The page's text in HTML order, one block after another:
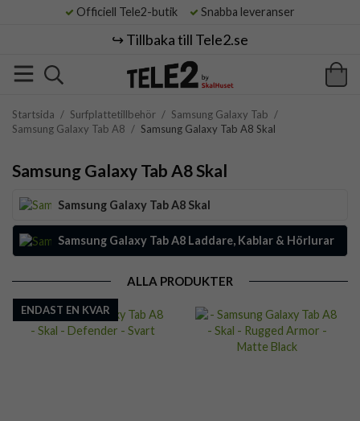
Officiell Tele2-butik Snabba leveranser
↪️ Tillbaka till Tele2.se
Startsida / Surfplattetillbehör / Samsung Galaxy Tab /
Samsung Galaxy Tab A8 / Samsung Galaxy Tab A8 Skal
Samsung Galaxy Tab A8 Skal
Samsung Galaxy Tab A8 Skal
Samsung Galaxy Tab A8 Laddare, Kablar & Hörlurar
ALLA PRODUKTER
ENDAST EN KVAR